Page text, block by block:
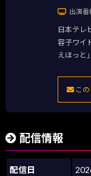
出演番
日本テレ
容子ワイ
えほっと
この
配信情報
配信日